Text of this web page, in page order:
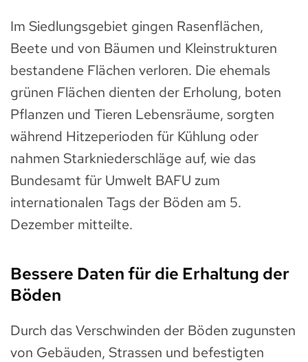
Im Siedlungsgebiet gingen Rasenflächen,
Beete und von Bäumen und Kleinstrukturen
bestandene Flächen verloren. Die ehemals
grünen Flächen dienten der Erholung, boten
Pflanzen und Tieren Lebensräume, sorgten
während Hitzeperioden für Kühlung oder
nahmen Starkniederschläge auf, wie das
Bundesamt für Umwelt BAFU zum
internationalen Tags der Böden am 5.
Dezember mitteilte.
Bessere Daten für die Erhaltung der
Böden
Durch das Verschwinden der Böden zugunsten
von Gebäuden, Strassen und befestigten